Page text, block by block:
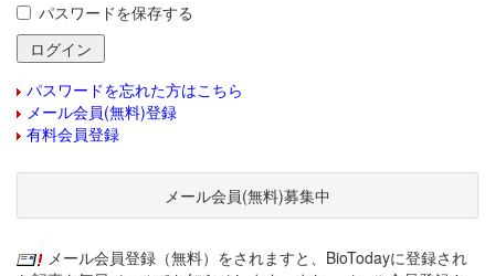
パスワードを保存する
パスワードを忘れた方はこちら
メール会員(無料)登録
有料会員登録
メール会員(無料)募集中
メール会員登録（無料）をされますと、BioTodayに登録され